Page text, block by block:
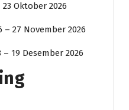
Oktober 2026
– 27 November 2026
19 Desember 2026